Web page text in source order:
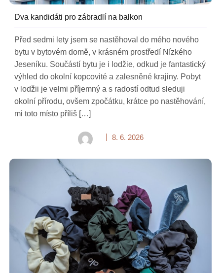
Dva kandidáti pro zábradlí na balkon
Před sedmi lety jsem se nastěhoval do mého nového
bytu v bytovém domě, v krásném prostředí Nízkého
Jeseníku. Součástí bytu je i lodžie, odkud je fantastický
výhled do okolní kopcovité a zalesněné krajiny. Pobyt
v lodžii je velmi příjemný a s radostí odtud sleduji
okolní přírodu, ovšem zpočátku, krátce po nastěhování,
mi toto místo příliš […]
8. 6. 2026